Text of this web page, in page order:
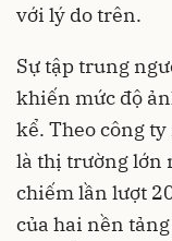
với lý do trên.
Sự tập trung
khiến mức độ
kể. Theo công
là thị trường lớn
chiếm lần lượt
của hai nền